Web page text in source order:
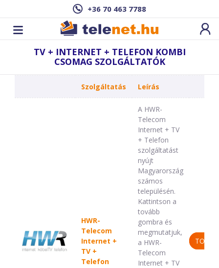
+36 70 463 7788
TV + INTERNET + TELEFON KOMBI
CSOMAG SZOLGÁLTATÓK
Szolgáltatás Leírás
HWR-
Telecom
Internet +
TV +
Telefon
A HWR-
Telecom
Internet + TV
+ Telefon
szolgáltatást
nyújt
Magyarország
számos
településén.
Kattintson a
tovább
gombra és
megmutatjuk,
a HWR-
Telecom
Internet + TV